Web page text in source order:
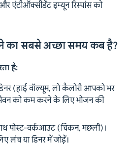
और एंटीऑक्सीडेंट इम्यून रिस्पांस को
का सबसे अच्छा समय कब है?
है:
(हाई वॉल्यूम, लो कैलोरी आपको भर
को कम करने के लिए भोजन की
पोस्ट-वर्कआउट (चिकन, मछली)।
लंच या डिनर में जोड़ें।